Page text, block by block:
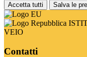
Accetta tutti Salva le
VEIO
Contatti